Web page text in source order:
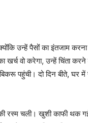
उन्हें पैसों का इंतजाम
खर्च वो करेगा, उन्हें चिंता
पहुंची। दो दिन बीते, घर
रस्म चली। खुशी काफी थक